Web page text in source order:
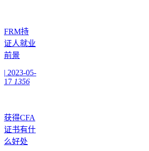
FRM持
证人就业
前景
| 2023-05-
17 1356
获得CFA
证书有什
么好处